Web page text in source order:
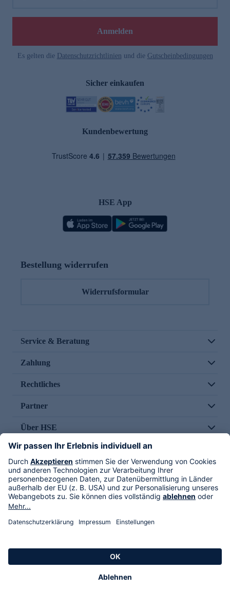
Anmelden
Es gelten die Datenschutzrichtlinien und die Gutscheinbedingungen
Sicher einkaufen
Kundenbewertung
HSE App
Bestellung widerrufen
Widerrufsformular
Service & Beratung
Zahlung
Rechtliches
Partner
Über HSE
Im TV
HSE International